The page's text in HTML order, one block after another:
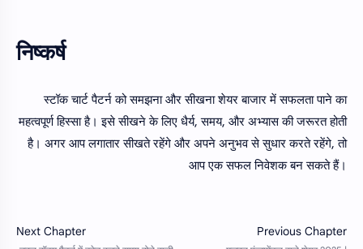
निष्कर्ष
स्टॉक चार्ट पैटर्न को समझना और सीखना शेयर बाजार में सफलता पाने का
महत्वपूर्ण हिस्सा है। इसे सीखने के लिए धैर्य, समय, और अभ्यास की जरूरत होती
है। अगर आप लगातार सीखते रहेंगे और अपने अनुभव से सुधार करते रहेंगे, तो
आप एक सफल निवेशक बन सकते हैं।